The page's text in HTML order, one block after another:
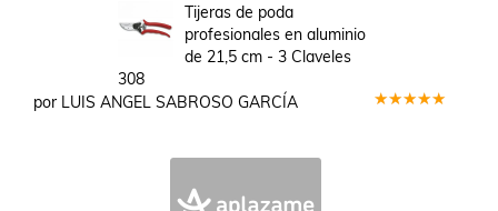
Tijeras de poda
profesionales en aluminio
de 21,5 cm - 3 Claveles
308
por LUIS ANGEL SABROSO GARCÍA